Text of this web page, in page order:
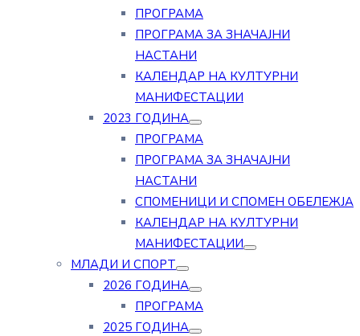
ПРОГРАМА
ПРОГРАМА ЗА ЗНАЧАЈНИ
НАСТАНИ
КАЛЕНДАР НА КУЛТУРНИ
МАНИФЕСТАЦИИ
2023 ГОДИНА
ПРОГРАМА
ПРОГРАМА ЗА ЗНАЧАЈНИ
НАСТАНИ
СПОМЕНИЦИ И СПОМЕН ОБЕЛЕЖЈА
КАЛЕНДАР НА КУЛТУРНИ
МАНИФЕСТАЦИИ
МЛАДИ И СПОРТ
2026 ГОДИНА
ПРОГРАМА
2025 ГОДИНА